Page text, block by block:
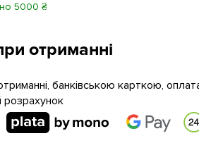
5000 ₴
отриманні
банківською карткою,
розрахунок